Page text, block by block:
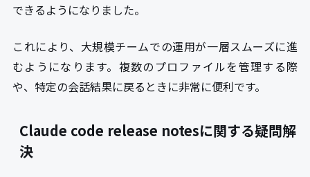
できるようになりました。
これにより、大規模チームでの運用が一層スムーズに進
むようになります。複数のプロファイルを管理する際
や、特定の会話結果に戻るときに非常に便利です。
Claude code release notesに関する疑問解
決